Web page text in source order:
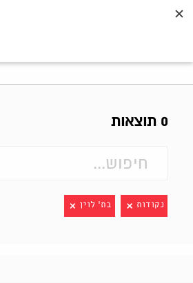
0 תוצאות
נקודות בת' לוין